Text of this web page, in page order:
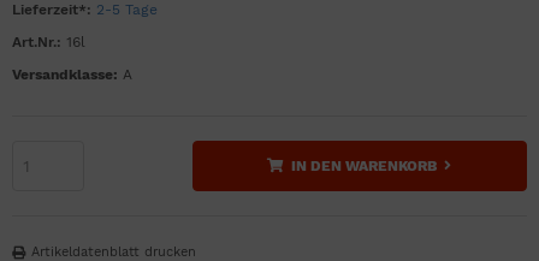
Lieferzeit*: 2-5 Tage
Art.Nr.: 16l
Versandklasse: A
IN DEN WARENKORB
Artikeldatenblatt drucken